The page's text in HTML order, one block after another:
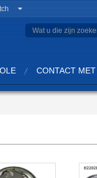
CONTACT